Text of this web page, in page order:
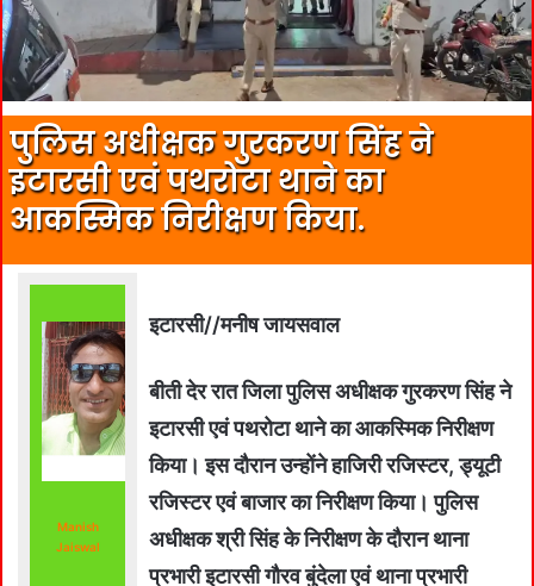
पुलिस अधीक्षक गुरकरण सिंह ने
इटारसी एवं पथरोटा थाने का
आकस्मिक निरीक्षण किया.
Manish
Jaiswal
इटारसी//मनीष जायसवाल
बीती देर रात जिला पुलिस अधीक्षक गुरकरण सिंह ने
इटारसी एवं पथरोटा थाने का आकस्मिक निरीक्षण
किया। इस दौरान उन्होंने हाजिरी रजिस्टर, ड्यूटी
रजिस्टर एवं बाजार का निरीक्षण किया। पुलिस
अधीक्षक श्री सिंह के निरीक्षण के दौरान थाना
प्रभारी इटारसी गौरव बुंदेला एवं थाना प्रभारी